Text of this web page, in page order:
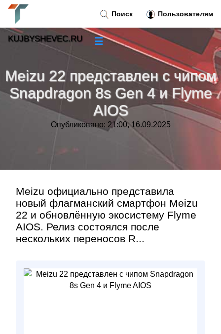
Meizu 22 представлен с чипом
Snapdragon 8s Gen 4 и Flyme
AIOS
Опубликовано: 21:00, 16.09.2025
Meizu официально представила
новый флагманский смартфон Meizu
22 и обновлённую экосистему Flyme
AIOS. Релиз состоялся после
нескольких переносов R...
Поиск Пользователям
KUJBYSHEVEC.RU ☰
Новости»
Тренды новостей»
Рубрики»
Контакт»